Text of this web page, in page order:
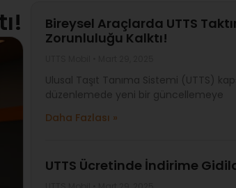
Bireysel Araçlarda UTTS
Zorunluluğu Kalktı!
Ulusal Taşıt Tanıma Sistemi (UTTS)
düzenlemede yeni bir güncellemeye
Daha Fazlası »
UTTS Ücretinde İndirime